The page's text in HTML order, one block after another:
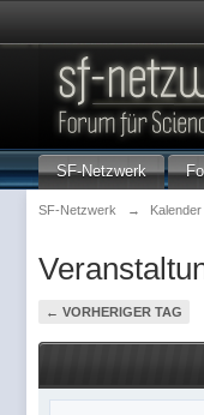
SF-Netzwerk
SF-Netzwerk → Kalender
← VORHERIGER TAG